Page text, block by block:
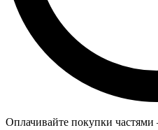
Оплачивайте покупки